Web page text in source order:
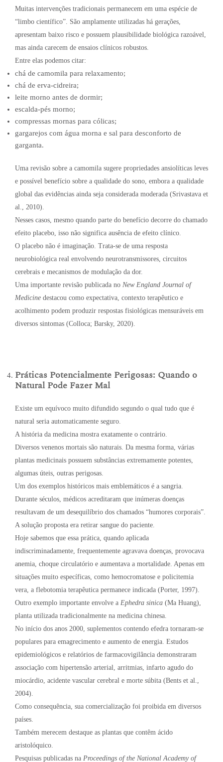
Muitas intervenções tradicionais permanecem em uma espécie de
“limbo científico”. São amplamente utilizadas há gerações,
apresentam baixo risco e possuem plausibilidade biológica razoável,
mas ainda carecem de ensaios clínicos robustos.
Entre elas podemos citar:
chá de camomila para relaxamento;
chá de erva-cidreira;
leite morno antes de dormir;
escalda-pés morno;
compressas mornas para cólicas;
gargarejos com água morna e sal para desconforto de
garganta.
Uma revisão sobre a camomila sugere propriedades ansiolíticas leves
e possível benefício sobre a qualidade do sono, embora a qualidade
global das evidências ainda seja considerada moderada (Srivastava et
al., 2010).
Nesses casos, mesmo quando parte do benefício decorre do chamado
efeito placebo, isso não significa ausência de efeito clínico.
O placebo não é imaginação. Trata-se de uma resposta
neurobiológica real envolvendo neurotransmissores, circuitos
cerebrais e mecanismos de modulação da dor.
Uma importante revisão publicada no New England Journal of
Medicine destacou como expectativa, contexto terapêutico e
acolhimento podem produzir respostas fisiológicas mensuráveis em
diversos sintomas (Colloca; Barsky, 2020).
Práticas Potencialmente Perigosas: Quando o
Natural Pode Fazer Mal
Existe um equívoco muito difundido segundo o qual tudo que é
natural seria automaticamente seguro.
A história da medicina mostra exatamente o contrário.
Diversos venenos mortais são naturais. Da mesma forma, várias
plantas medicinais possuem substâncias extremamente potentes,
algumas úteis, outras perigosas.
Um dos exemplos históricos mais emblemáticos é a sangria.
Durante séculos, médicos acreditaram que inúmeras doenças
resultavam de um desequilíbrio dos chamados “humores corporais”.
A solução proposta era retirar sangue do paciente.
Hoje sabemos que essa prática, quando aplicada
indiscriminadamente, frequentemente agravava doenças, provocava
anemia, choque circulatório e aumentava a mortalidade. Apenas em
situações muito específicas, como hemocromatose e policitemia
vera, a flebotomia terapêutica permanece indicada (Porter, 1997).
Outro exemplo importante envolve a Ephedra sinica (Ma Huang),
planta utilizada tradicionalmente na medicina chinesa.
No início dos anos 2000, suplementos contendo efedra tornaram-se
populares para emagrecimento e aumento de energia. Estudos
epidemiológicos e relatórios de farmacovigilância demonstraram
associação com hipertensão arterial, arritmias, infarto agudo do
miocárdio, acidente vascular cerebral e morte súbita (Bents et al.,
2004).
Como consequência, sua comercialização foi proibida em diversos
países.
Também merecem destaque as plantas que contêm ácido
aristolóquico.
Pesquisas publicadas na Proceedings of the National Academy of